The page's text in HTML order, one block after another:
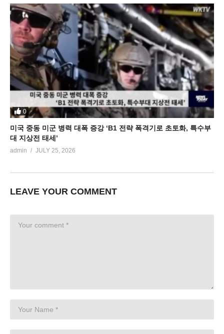
0
미국 중동 미군 병력 대폭 증강 ‘B1 전략 폭격기로 초토화, 특수부
대 지상전 태세’
admin JULY 25, 2026
LEAVE YOUR COMMENT